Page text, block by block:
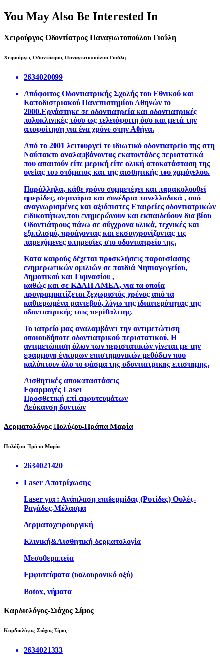
You May Also Be Interested In
Χειρούργος Οδοντίατρος Παναγιωτοπούλου Γιούλη
Χειρούργος Οδοντίατρος Παναγιωτοπούλου Γιούλη
2634020099
Απόφοιτος Οδοντιατρικής Σχολής του Εθνικού και
Καποδιστριακού Πανεπιστημίου Αθηνών το
2000.Εργάστηκε σε οδοντιατρεία και οδοντιατρικές
πολυκλινικές τόσο ως τελειόφοιτη όσο και μετά την
αποφοίτηση για ένα χρόνο στην Αθήνα.
Από το 2001 λειτουργεί το ιδιωτικό οδοντιατρείο της στη
Ναύπακτο αναλαμβάνοντας εκατοντάδες περιστατικά
που απαιτούν είτε μερική είτε ολική αποκατάσταση της
υγείας του στόματος και της αισθητικής του χαμόγελου.
Παράλληλα, κάθε χρόνο συμμετέχει και παρακολουθεί
ημερίδες, σεμινάρια και συνέδρια πανελλαδικά , από
αναγνωρισμένες και αξιόπιστες Εταιρείες οδοντιατρικών
ειδικοτήτων,που ενημερώνουν και εκπαιδεύουν δια βίου
Οδοντιάτρους πάνω σε σύγχρονα υλικά, τεχνικές και
εξοπλισμό, προάγοντας και εκσυγχρονίζοντας τις
παρεχόμενες υπηρεσίες στο οδοντιατρείο της.
Κατα καιρούς δέχεται προσκλήσεις παρουσίασης
ενημερωτικών ομιλιών σε παιδιά Νηπιαγωγείου,
Δημοτικού και Γυμνασίου ,
καθώς και σε ΚΔΑΠ ΑΜΕΑ, για τα οποία
προγραμματίζεται ξεχωριστός χρόνος από τα
καθιερωμένα ραντεβού, λόγω της ιδιαιτερότητας της
οδοντιατρικής τους περίθαλψης.
Το ιατρείο μας αναλαμβάνει την αντιμετώπιση
οποιουδήποτε οδοντιατρικού περιστατικού. Η
αντιμετώπιση όλων των περιστατικών γίνεται με την
εφαρμογή έγκυρων επιστημονικών μεθόδων που
καλύπτουν όλο το φάσμα της οδοντιατρικής επιστήμης.
Αισθητικές αποκαταστάσεις
Εφαρμογές Laser
Προσθετική επί εμφυτευμάτων
Λεύκανση δοντιών
Δερματολόγος Πολύζου-Πράπα Μαρία
Πολύζου-Πράπα Μαρία
2634021420
Laser Αποτρίχωσης
Laser για : Ανάπλαση επιδερμίδας (Ρυτίδες) Ουλές-
Ραγάδες-Μέλασμα
Δερματοχειρουργική
Κλινική&Αισθητική δερματολογία
Μεσοθεραπεία
Εμφυτεύματα (υαλουρονικό οξύ)
Botox, νήματα
Καρδιολόγος-Σιάχος Σίμος
Καρδιολόγος-Σιάχος Σίμος
2634021333